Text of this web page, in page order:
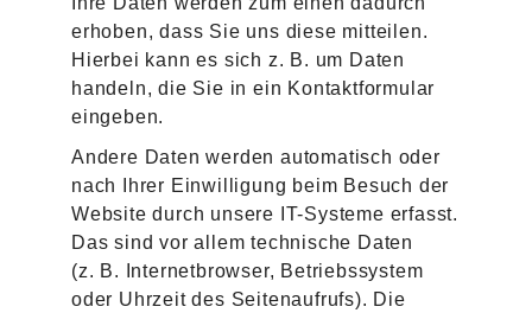
erhoben, dass Sie uns diese mitteilen.
Hierbei kann es sich z. B. um Daten
handeln, die Sie in ein Kontaktformular
eingeben.
Andere Daten werden automatisch oder
nach Ihrer Einwilligung beim Besuch der
Website durch unsere IT-Systeme erfasst.
Das sind vor allem technische Daten
(z. B. Internetbrowser, Betriebssystem
oder Uhrzeit des Seitenaufrufs). Die